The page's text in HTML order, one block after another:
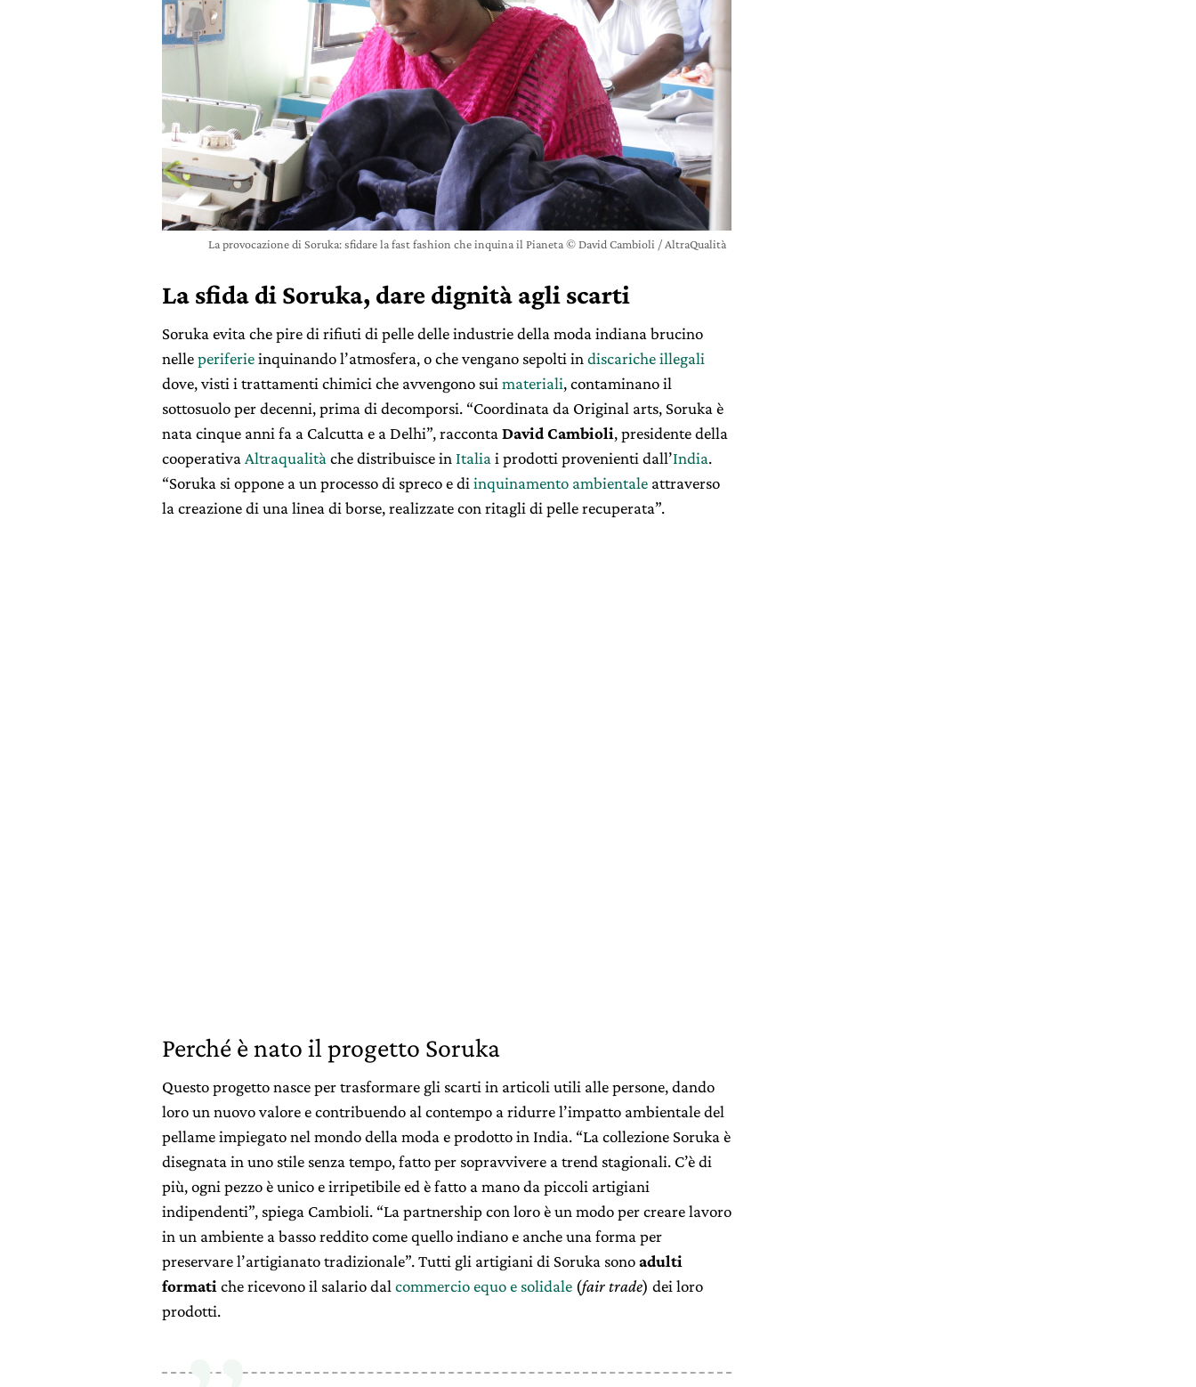
La provocazione di Soruka: sfidare la fast fashion che inquina il Pianeta © David Cambioli / AltraQualità
La sfida di Soruka, dare dignità agli scarti
Soruka evita che pire di rifiuti di pelle delle industrie della moda indiana brucino
nelleperiferieinquinando l’atmosfera, o che vengano sepolti indiscariche illegali
dove, visti i trattamenti chimici che avvengono suimateriali, contaminano il
sottosuolo per decenni, prima di decomporsi. “Coordinata da Original arts, Soruka è
nata cinque anni fa a Calcutta e a Delhi”, raccontaDavid Cambioli, presidente della
cooperativaAltraqualitàche distribuisce in Italiai prodotti provenienti dall’India.
“Soruka si oppone a un processo di spreco e diinquinamento ambientale attraverso
la creazione di una linea di borse, realizzate con ritagli di pelle recuperata”.
Perché è nato il progetto Soruka
Questo progetto nasce per trasformare gli scarti in articoli utili alle persone, dando
loro un nuovo valore e contribuendo al contempo a ridurre l’impatto ambientale del
pellame impiegato nel mondo della moda e prodotto in India. “La collezione Soruka è
disegnata in uno stile senza tempo, fatto per sopravvivere a trend stagionali. C’è di
più, ogni pezzo è unico e irripetibile ed è fatto a mano da piccoli artigiani
indipendenti”, spiega Cambioli. “La partnership con loro è un modo per creare lavoro
in un ambiente a basso reddito come quello indiano e anche una forma per
preservare l’artigianato tradizionale”. Tutti gli artigiani di Soruka sonoadulti
formatiche ricevono il salario dalcommercio equo e solidale (fair trade) dei loro
prodotti.